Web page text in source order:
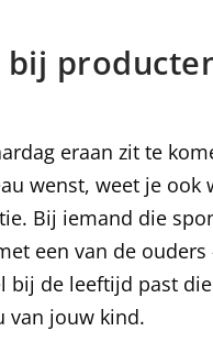
eraan zit te
wenst, weet je ook
Bij iemand die
een van de
bij de leeftijd past
van jouw kind.